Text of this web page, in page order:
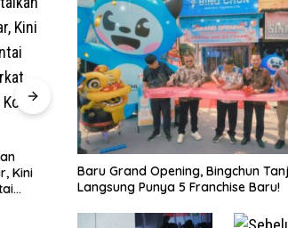
Lima
Salomo Sagala
kepada 50
Gambus
Satresnarkoba Polres Batu
Bara Gelar Jum’at Berkah,
Santuni Anak Yatim dan
Edukasi Bahaya Narkoba
‎Baru Grand Opening, Bingchun
Langsung Punya 5 Franchise Baru!